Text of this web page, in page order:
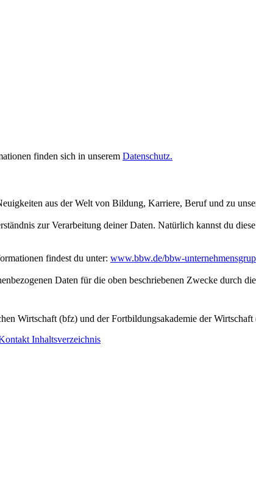
finden sich in unserem Datenschutz.
aus der Welt von Bildung, Karriere, Beruf und zu
zur Verarbeitung deiner Daten. Natürlich kannst du
findest du unter: www.bbw.de/bbw-
Daten für die oben beschriebenen Zwecke durch
Wirtschaft (bfz) und der Fortbildungsakademie der Wirtschaft
Inhaltsverzeichnis